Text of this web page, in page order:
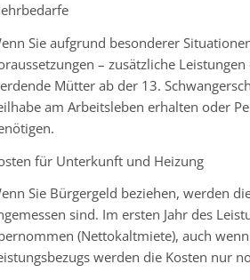
Sie aufgrund besonderer
– zusätzliche
Mütter ab der 13.
am Arbeitsleben erhalten oder
für Unterkunft und Heizung
Sie Bürgergeld beziehen, werden
sind. Im ersten Jahr des
(Nettokaltmiete), auch
werden die Kosten nur